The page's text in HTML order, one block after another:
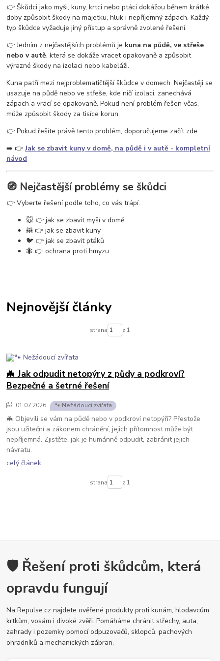
vosy v pergole
ochrana proti vosám
jak se zbavit vosího hnízda
odpuzovač vos
past na vosy
létající hmyz vosy v domě vosy ve střeše
👉 Škůdci jako myši, kuny, krtci nebo ptáci dokážou během krátké
doby způsobit škody na majetku, hluk i nepříjemný zápach. Každý
typ škůdce vyžaduje jiný přístup a správně zvolené řešení.
👉 Jedním z nejčastějších problémů je kuna na půdě, ve střeše
nebo v autě, která se dokáže vracet opakovaně a způsobit
výrazné škody na izolaci nebo kabeláži.
Kuna patří mezi nejproblematičtější škůdce v domech. Nejčastěji se
usazuje na půdě nebo ve střeše, kde ničí izolaci, zanechává
zápach a vrací se opakovaně. Pokud není problém řešen včas,
může způsobit škody za tisíce korun.
👉 Pokud řešíte právě tento problém, doporučujeme začít zde:
➡️ 👉Jak se zbavit kuny v domě, na půdě i v autě - kompletní
návod
🧭 Nejčastější problémy se škůdci
👉 Vyberte řešení podle toho, co vás trápí:
🐭 👉 jak se zbavit myší v domě
🦝 👉 jak se zbavit kuny
🐦 👉 jak se zbavit ptáků
🐜 👉 ochrana proti hmyzu
Nejnovější články
strana z 1
🦇 Jak odpudit netopýry z půdy a podkroví?
Bezpečné a šetrné řešení
01.07.2026 🐾 Nežádoucí zvířata
🦇 Objevili se vám na půdě nebo v podkroví netopýři? Přestože
jsou užiteční a zákonem chránění, jejich přítomnost může být
nepříjemná. Zjistěte, jak je humánně odpudit, zabránit jejich
návratu.
celý článek
strana z 1
🛡️ Řešení proti škůdcům, která
opravdu fungují
Na Repulse.cz najdete ověřené produkty proti kunám, hlodavcům,
krtkům, vosám i divoké zvěři. Pomáháme chránit střechy, auta,
zahrady i pozemky pomocí odpuzovačů, sklopců, pachových
ohradníků a mechanických zábran.